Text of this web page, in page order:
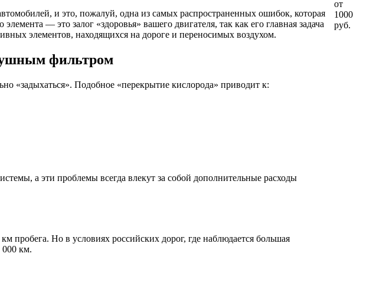
и это, пожалуй, одна из самых распространенных ошибок, которая
— это залог «здоровья» вашего двигателя, так как его главная задача
элементов, находящихся на дороге и переносимых воздухом.
фильтром
«задыхаться». Подобное «перекрытие кислорода» приводит к:
а эти проблемы всегда влекут за собой дополнительные расходы
Но в условиях российских дорог, где наблюдается большая
000 км.
от
1000
руб.